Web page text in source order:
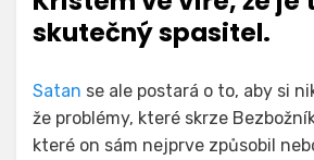
skutečný spasitel.
Satan se ale postará o to, aby si
že problémy, které skrze
které on sám nejprve způsobil